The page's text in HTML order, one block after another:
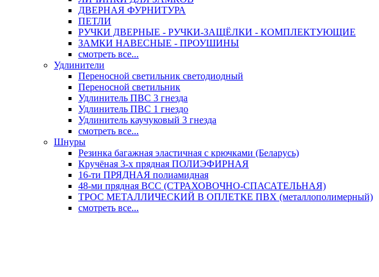
ДВЕРНАЯ ФУРНИТУРА
ПЕТЛИ
РУЧКИ ДВЕРНЫЕ - РУЧКИ-ЗАЩЁЛКИ - КОМПЛЕКТУЮЩИЕ
ЗАМКИ НАВЕСНЫЕ - ПРОУШИНЫ
смотреть все...
Удлинители
Переносной светильник светодиодный
Переносной светильник
Удлинитель ПВС 3 гнезда
Удлинитель ПВС 1 гнездо
Удлинитель каучуковый 3 гнезда
смотреть все...
Шнуры
Резинка багажная эластичная с крючками (Беларусь)
Кручёная 3-х прядная ПОЛИЭФИРНАЯ
16-ти ПРЯДНАЯ полиамидная
48-ми прядная ВСС (СТРАХОВОЧНО-СПАСАТЕЛЬНАЯ)
ТРОС МЕТАЛЛИЧЕСКИЙ В ОПЛЕТКЕ ПВХ (металлополимерный)
смотреть все...